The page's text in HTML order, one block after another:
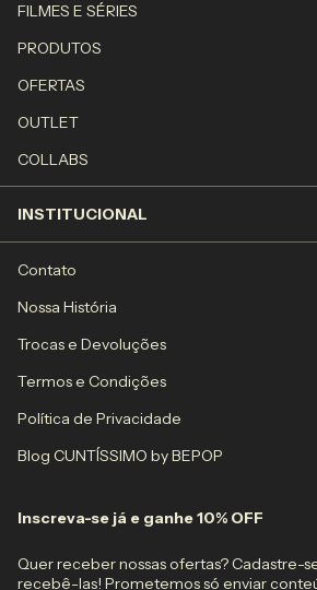
FILMES E SÉRIES
PRODUTOS
OFERTAS
OUTLET
COLLABS
INSTITUCIONAL
Contato
Nossa História
Trocas e Devoluções
Termos e Condições
Política de Privacidade
Blog CUNTÍSSIMO by BEPOP
Inscreva-se já e ganhe 10% OFF
Quer receber nossas ofertas? Cadastre-
recebê-las! Prometemos só enviar